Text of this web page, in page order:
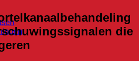
die